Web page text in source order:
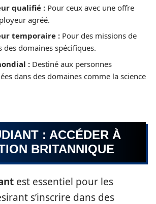
qualifié : Pour ceux avec une offre
agréé.
temporaire : Pour des missions de
des domaines spécifiques.
: Destiné aux personnes
dans des domaines comme la science
: ACCÉDER À
BRITANNIQUE
est essentiel pour les
s’inscrire dans des